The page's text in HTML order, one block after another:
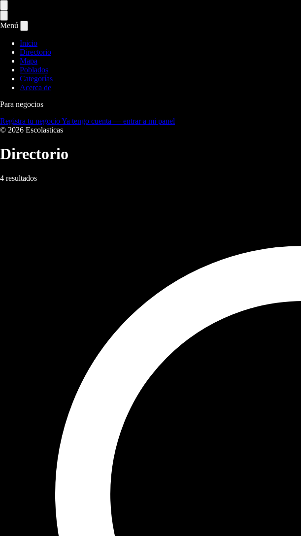
Menú
Inicio
Directorio
Mapa
Poblados
Categorías
Acerca de
Para negocios
Registra tu negocioYa tengo cuenta — entrar a mi panel
© 2026 Escolasticas
Directorio
4 resultados